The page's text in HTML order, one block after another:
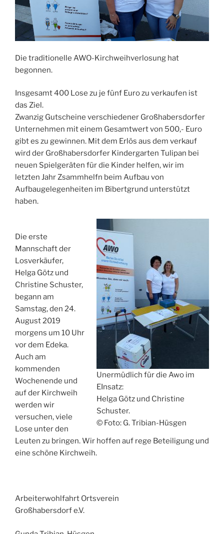
Die traditionelle AWO-Kirchweihverlosung hat
begonnen.
Insgesamt 400 Lose zu je fünf Euro zu verkaufen ist
das Ziel.
Zwanzig Gutscheine verschiedener Großhabersdorfer
Unternehmen mit einem Gesamtwert von 500,- Euro
gibt es zu gewinnen. Mit dem Erlös aus dem verkauf
wird der Großhabersdorfer Kindergarten Tulipan bei
neuen Spielgeräten für die Kinder helfen, wir im
letzten Jahr Zsammhelfn beim Aufbau von
Aufbaugelegenheiten im Bibertgrund unterstützt
haben.
Unermüdlich für die Awo im
EInsatz:
Helga Götz und Christine
Schuster.
© Foto: G. Tribian-Hüsgen
Die erste
Mannschaft der
Losverkäufer,
Helga Götz und
Christine Schuster,
begann am
Samstag, den 24.
August 2019
morgens um 10 Uhr
vor dem Edeka.
Auch am
kommenden
Wochenende und
auf der Kirchweih
werden wir
versuchen, viele
Lose unter den
Leuten zu bringen. Wir hoffen auf rege Beteiligung und
eine schöne Kirchweih.
Arbeiterwohlfahrt Ortsverein
Großhabersdorf e.V.